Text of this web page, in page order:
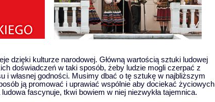
dzięki kulturze narodowej. Główną wartością sztuki ludowej
doświadczeń w taki sposób, żeby ludzie mogli czerpać z
i własnej godności. Musimy dbać o tę sztukę w najbliższym
ją promować i uprawiać wspólnie aby dociekać życiowych
fascynuje, tkwi bowiem w niej niezwykła tajemnica.